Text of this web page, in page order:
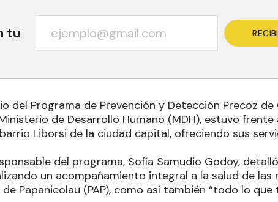
tu
del Programa de Prevención y Detección Precoz de
de Desarrollo Humano (MDH), estuvo
Liborsi de la ciudad capital, ofreciendo sus
del programa, Sofía Samudio Godoy,
un acompañamiento integral a la salud de las
Papanicolau (PAP), como así también “todo lo